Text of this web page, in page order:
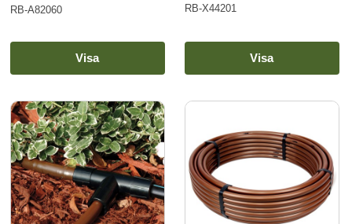
RB-A82060
Visa
RB-X44201
Visa